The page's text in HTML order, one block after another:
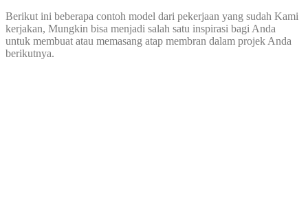
Berikut ini beberapa contoh model dari pekerjaan yang sudah Kami
kerjakan, Mungkin bisa menjadi salah satu inspirasi bagi Anda
untuk membuat atau memasang atap membran dalam projek Anda
berikutnya.